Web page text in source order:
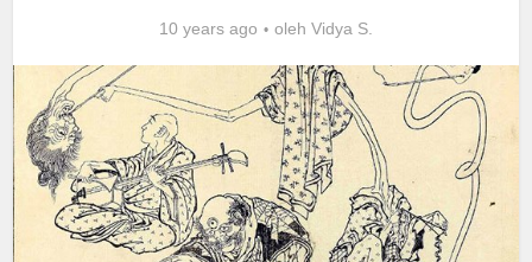
10 years ago oleh Vidya S.